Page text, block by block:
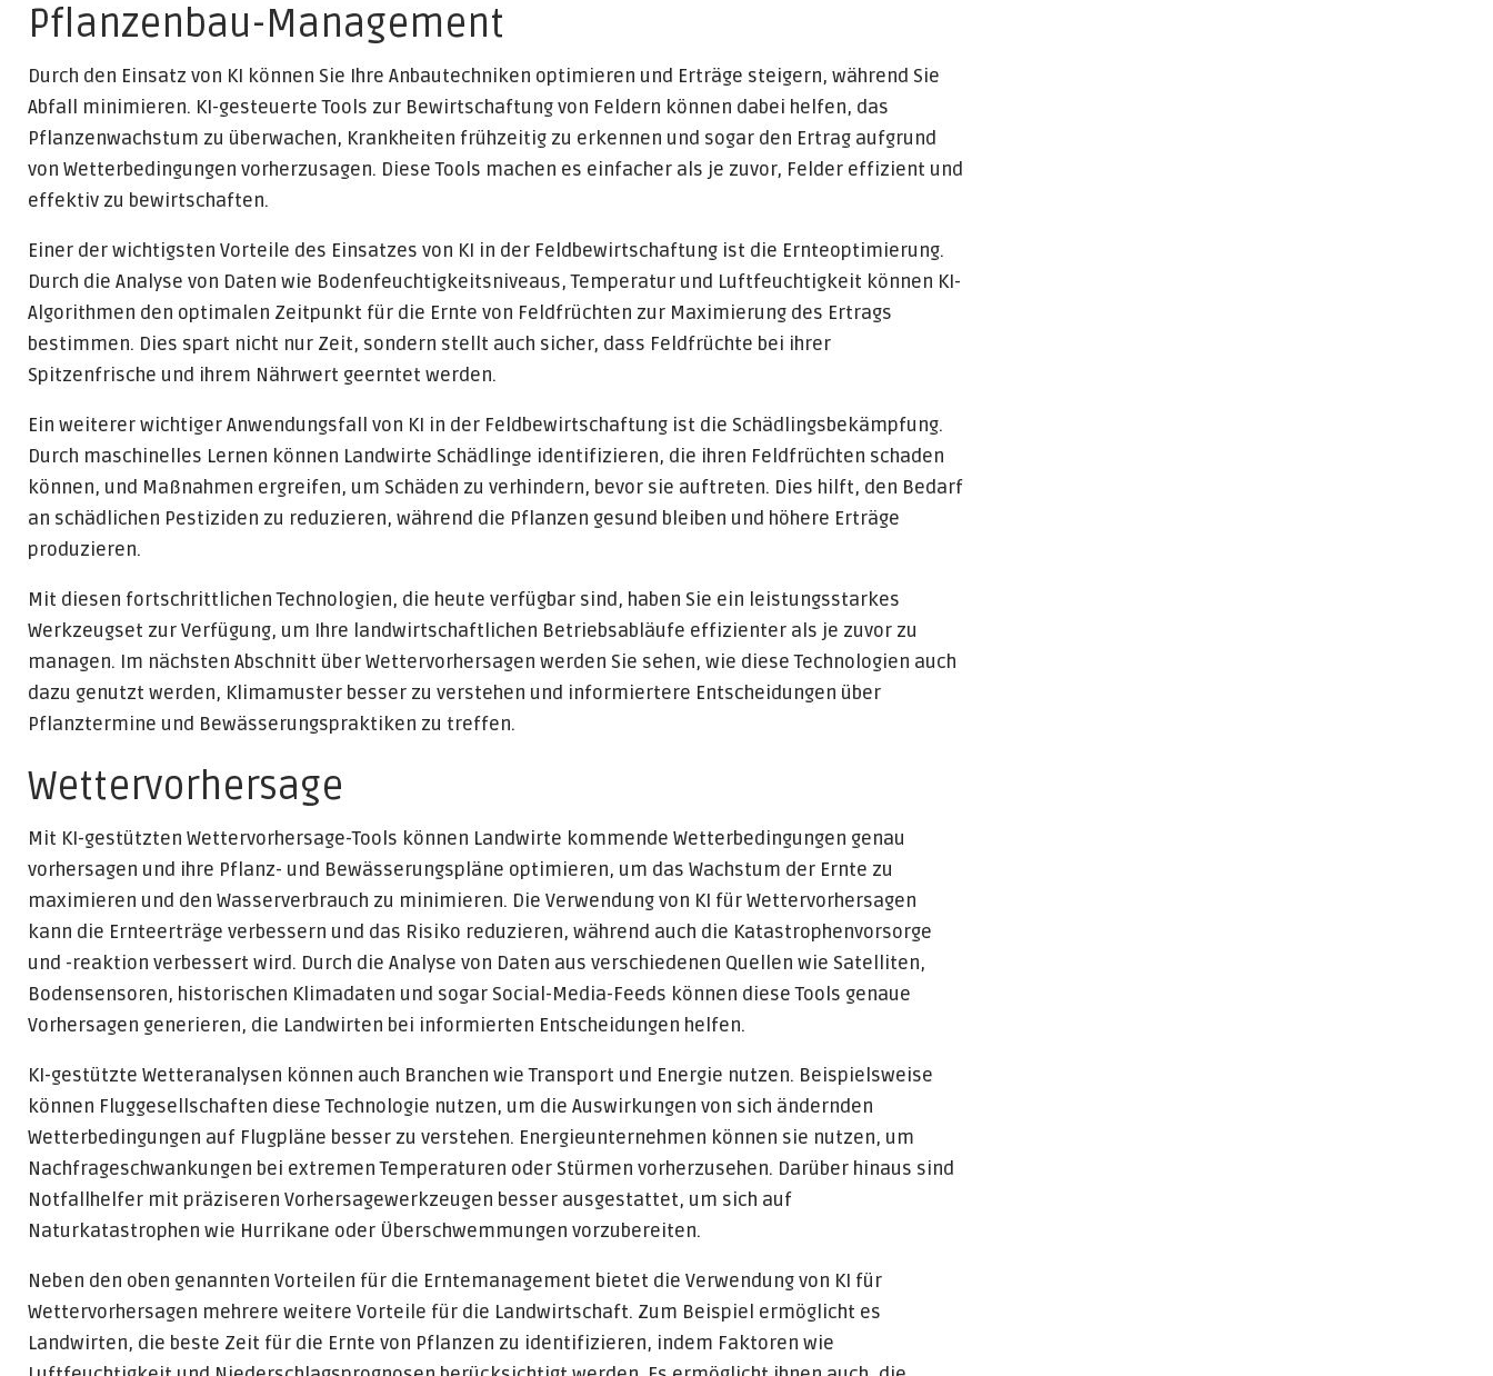
Pflanzenbau-Management
Durch den Einsatz von KI können Sie Ihre Anbautechniken optimieren und Erträge steigern, während Sie
Abfall minimieren. KI-gesteuerte Tools zur Bewirtschaftung von Feldern können dabei helfen, das
Pflanzenwachstum zu überwachen, Krankheiten frühzeitig zu erkennen und sogar den Ertrag aufgrund
von Wetterbedingungen vorherzusagen. Diese Tools machen es einfacher als je zuvor, Felder effizient und
effektiv zu bewirtschaften.
Einer der wichtigsten Vorteile des Einsatzes von KI in der Feldbewirtschaftung ist die Ernteoptimierung.
Durch die Analyse von Daten wie Bodenfeuchtigkeitsniveaus, Temperatur und Luftfeuchtigkeit können KI-
Algorithmen den optimalen Zeitpunkt für die Ernte von Feldfrüchten zur Maximierung des Ertrags
bestimmen. Dies spart nicht nur Zeit, sondern stellt auch sicher, dass Feldfrüchte bei ihrer
Spitzenfrische und ihrem Nährwert geerntet werden.
Ein weiterer wichtiger Anwendungsfall von KI in der Feldbewirtschaftung ist die Schädlingsbekämpfung.
Durch maschinelles Lernen können Landwirte Schädlinge identifizieren, die ihren Feldfrüchten schaden
können, und Maßnahmen ergreifen, um Schäden zu verhindern, bevor sie auftreten. Dies hilft, den Bedarf
an schädlichen Pestiziden zu reduzieren, während die Pflanzen gesund bleiben und höhere Erträge
produzieren.
Mit diesen fortschrittlichen Technologien, die heute verfügbar sind, haben Sie ein leistungsstarkes
Werkzeugset zur Verfügung, um Ihre landwirtschaftlichen Betriebsabläufe effizienter als je zuvor zu
managen. Im nächsten Abschnitt über Wettervorhersagen werden Sie sehen, wie diese Technologien auch
dazu genutzt werden, Klimamuster besser zu verstehen und informiertere Entscheidungen über
Pflanztermine und Bewässerungspraktiken zu treffen.
Wettervorhersage
Mit KI-gestützten Wettervorhersage-Tools können Landwirte kommende Wetterbedingungen genau
vorhersagen und ihre Pflanz- und Bewässerungspläne optimieren, um das Wachstum der Ernte zu
maximieren und den Wasserverbrauch zu minimieren. Die Verwendung von KI für Wettervorhersagen
kann die Ernteerträge verbessern und das Risiko reduzieren, während auch die Katastrophenvorsorge
und -reaktion verbessert wird. Durch die Analyse von Daten aus verschiedenen Quellen wie Satelliten,
Bodensensoren, historischen Klimadaten und sogar Social-Media-Feeds können diese Tools genaue
Vorhersagen generieren, die Landwirten bei informierten Entscheidungen helfen.
KI-gestützte Wetteranalysen können auch Branchen wie Transport und Energie nutzen. Beispielsweise
können Fluggesellschaften diese Technologie nutzen, um die Auswirkungen von sich ändernden
Wetterbedingungen auf Flugpläne besser zu verstehen. Energieunternehmen können sie nutzen, um
Nachfrageschwankungen bei extremen Temperaturen oder Stürmen vorherzusehen. Darüber hinaus sind
Notfallhelfer mit präziseren Vorhersagewerkzeugen besser ausgestattet, um sich auf
Naturkatastrophen wie Hurrikane oder Überschwemmungen vorzubereiten.
Neben den oben genannten Vorteilen für die Erntemanagement bietet die Verwendung von KI für
Wettervorhersagen mehrere weitere Vorteile für die Landwirtschaft. Zum Beispiel ermöglicht es
Landwirten, die beste Zeit für die Ernte von Pflanzen zu identifizieren, indem Faktoren wie